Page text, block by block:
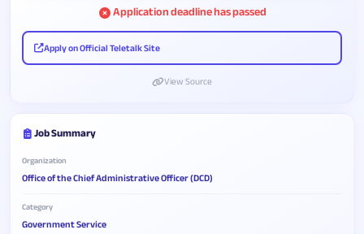
Application deadline has passed
Apply on Official Teletalk Site
View Source
Job Summary
Organization
Office of the Chief Administrative Officer (DCD)
Category
Government Service